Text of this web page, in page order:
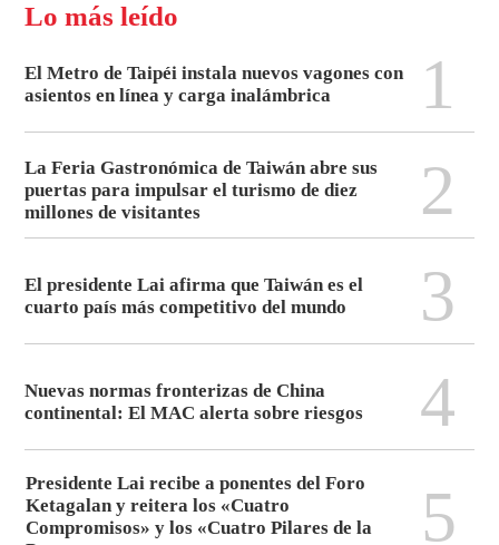
Lo más leído
El Metro de Taipéi instala nuevos vagones con
asientos en línea y carga inalámbrica
1
La Feria Gastronómica de Taiwán abre sus
puertas para impulsar el turismo de diez
millones de visitantes
2
El presidente Lai afirma que Taiwán es el
cuarto país más competitivo del mundo
3
Nuevas normas fronterizas de China
continental: El MAC alerta sobre riesgos
4
Presidente Lai recibe a ponentes del Foro
Ketagalan y reitera los «Cuatro
Compromisos» y los «Cuatro Pilares de la
5